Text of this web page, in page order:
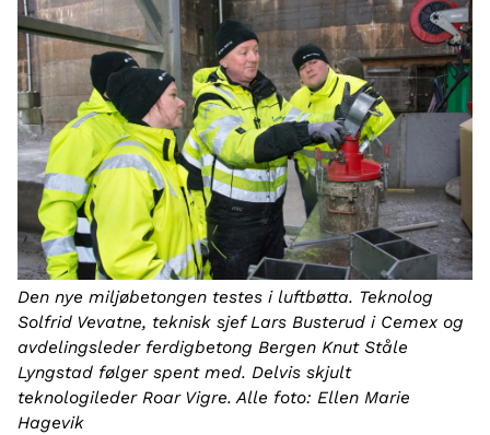
Den nye miljøbetongen testes i luftbøtta. Teknolog
Solfrid Vevatne, teknisk sjef Lars Busterud i Cemex og
avdelingsleder ferdigbetong Bergen Knut Ståle
Lyngstad følger spent med. Delvis skjult
teknologileder Roar Vigre. Alle foto: Ellen Marie
Hagevik